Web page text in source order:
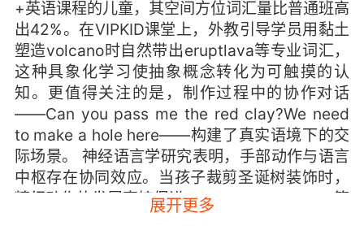
+英语课程的儿童，其空间方位词汇量比普通班高
出42%。在VIPKID课堂上，外教引导学员用黏土
塑造volcano时自然带出eruptlava等专业词汇，
这种具象化学习使抽象概念转化为可触摸的认
知。更值得关注的是，制作过程中的协作对话
——Can you pass me the red clay?We need
to make a hole here——构建了真实语境下的交
际场景。 神经语言学研究表明，手部动作与语言
中枢存在协同效应。当孩子裁剪圣诞树装饰时，
精细动作的发展直接促进scissorscutdecorate等
动词的神经突触连接。VIPKID的课程设计师巧妙
展开更多